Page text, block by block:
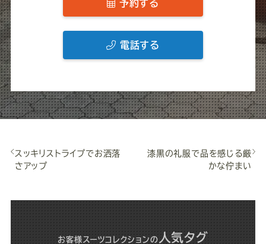
予約する
電話する
スッキリストライプでお洒落
さアップ
漆黒の礼服で品を感じる厳
かな佇まい
お客様スーツコレクションの 人気タグ